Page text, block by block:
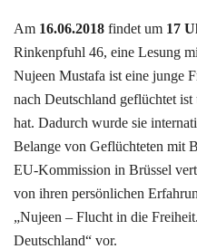
Am 16.06.2018 findet um 17
Rinkenpfuhl 46, eine Lesung
Nujeen Mustafa ist eine junge
nach Deutschland geflüchtet
hat. Dadurch wurde sie
Belange von Geflüchteten mit
EU-Kommission in Brüssel
von ihren persönlichen
„Nujeen – Flucht in die
Deutschland“ vor.